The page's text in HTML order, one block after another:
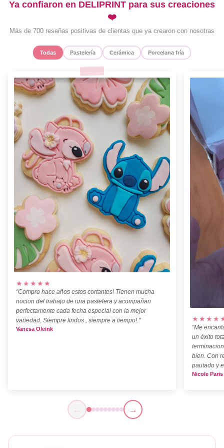
Ya confiaron en DELIPRINT para sus creaciones
❤️
Más de 700 reseñas positivas de clientas que ya crearon con nosotras
Todas Pastelería Cerámica Porcelana fría
★★★★★
"Compro hace años estos cortantes! Tienen mucha
nocion del trabajo de una pastelera y acompañan
perfectamente cada fecha especial con la mejor
variedad. Siempre lindos , siempre a tiempo!."
Vanesa Oleink
"Me
un éxito
bien. Con
pautado y
Nicole Paris
← →